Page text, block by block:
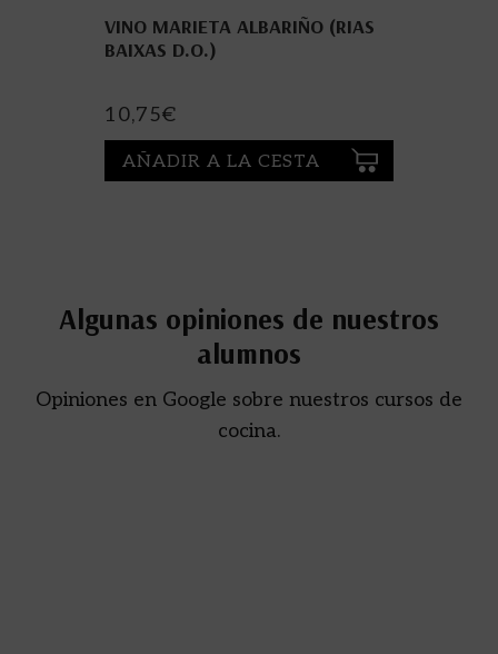
VINO MARIETA ALBARIÑO (RIAS
BAIXAS D.O.)
10,75€
AÑADIR A LA CESTA
Algunas opiniones de nuestros
alumnos
Opiniones en Google sobre nuestros cursos de
cocina.